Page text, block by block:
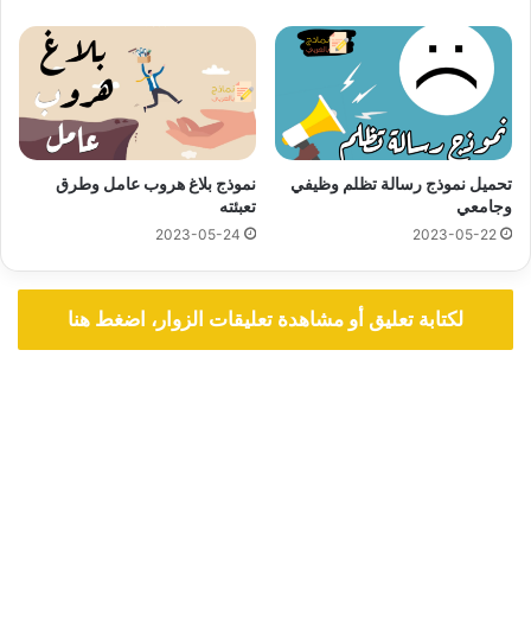
تحميل نموذج رسالة تظلم وظيفي
وجامعي
2023-05-22
نموذج بلاغ هروب عامل وطرق
تعبئته
2023-05-24
لكتابة تعليق أو مشاهدة تعليقات الزوار، اضغط هنا